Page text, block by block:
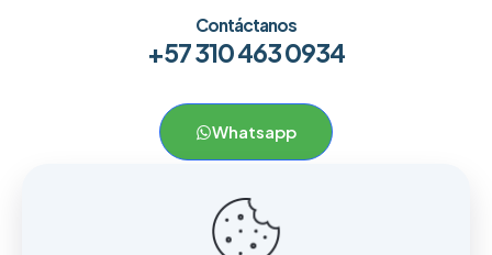
Contáctanos
+57 310 463 0934
Whatsapp
Menú